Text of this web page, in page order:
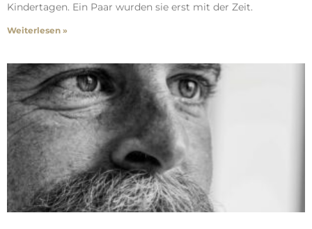
Kindertagen. Ein Paar wurden sie erst mit der Zeit.
Weiterlesen »